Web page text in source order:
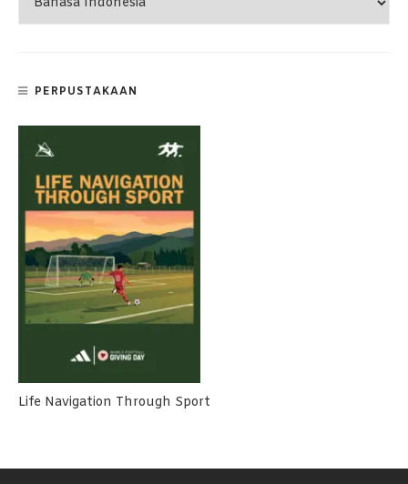
PERPUSTAKAAN
Life Navigation Through Sport